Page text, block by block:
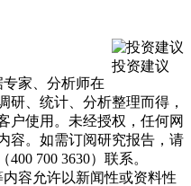
投资建议
家、分析师在
研、统计、分析整理而得，
户使用。未经授权，任何网
容。如需订阅研究报告，请
700 3630）联系。
容允许以新闻性或资料性